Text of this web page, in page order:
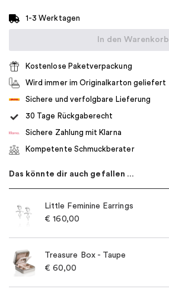
1-3 Werktagen
In den Warenkorb
Kostenlose Paketverpackung
Wird immer im Originalkarton geliefert
Sichere und verfolgbare Lieferung
30 Tage Rückgaberecht
Sichere Zahlung mit Klarna
Kompetente Schmuckberater
Das könnte dir auch gefallen …
Little Feminine Earrings
€ 160,00
Treasure Box - Taupe
€ 60,00